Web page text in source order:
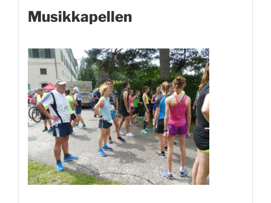
Musikkapellen